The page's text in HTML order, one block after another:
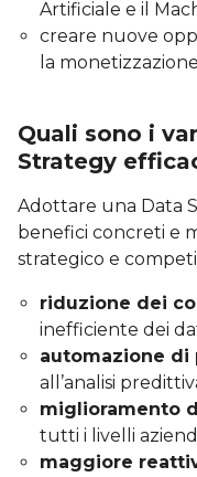
Artificiale e il
creare nuove
la
Quali sono i
Strategy
Adottare una Data
benefici concreti e
strategico e
riduzione dei
inefficiente dei
automazione
all’analisi
miglioramento
tutti i livelli
maggiore